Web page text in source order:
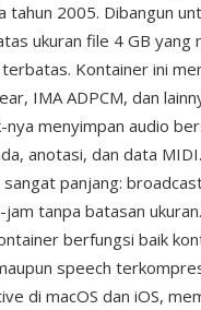
tahun 2005. Dibangun
ukuran file 4 GB yang
Kontainer ini
IMA ADPCM, dan
menyimpan audio
anotasi, dan data
panjang:
tanpa batasan
berfungsi baik
speech
di macOS dan iOS,